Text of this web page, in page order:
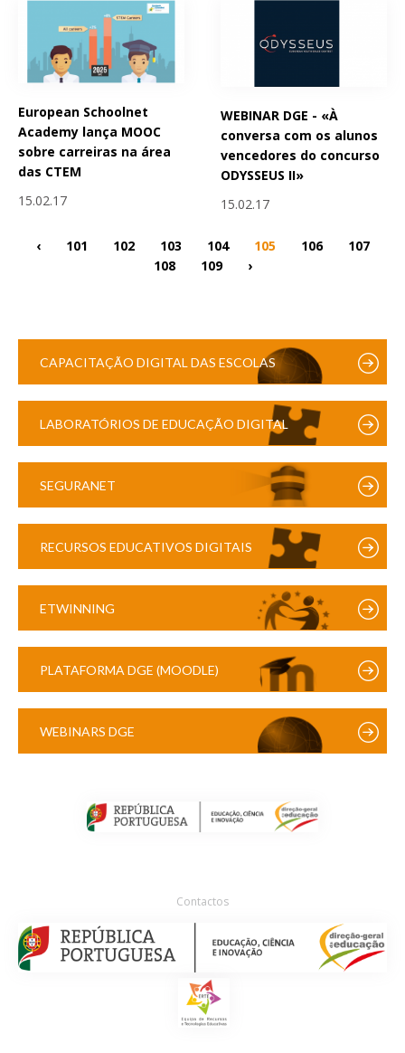
European Schoolnet
Academy lança MOOC
sobre carreiras na área
das CTEM
15.02.17
WEBINAR DGE - «À
conversa com os alunos
vencedores do concurso
ODYSSEUS II»
15.02.17
‹ 101 102 103 104 105 106
107
108
109 ›
CAPACITAÇÃO DIGITAL DAS ESCOLAS
LABORATÓRIOS DE EDUCAÇÃO DIGITAL
SEGURANET
RECURSOS EDUCATIVOS DIGITAIS
ETWINNING
PLATAFORMA DGE (MOODLE)
WEBINARS DGE
Contactos